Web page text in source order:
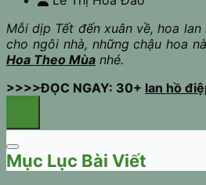
Mỗi dịp Tết đến xuân về, hoa
cho ngôi nhà, những chậu hoa
Hoa Theo Mùa nhé.
>>>>ĐỌC NGAY: 30+ lan hồ
Mục Lục Bài Viết